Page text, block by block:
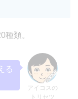
種類。
アイコスの
トリセツ
る